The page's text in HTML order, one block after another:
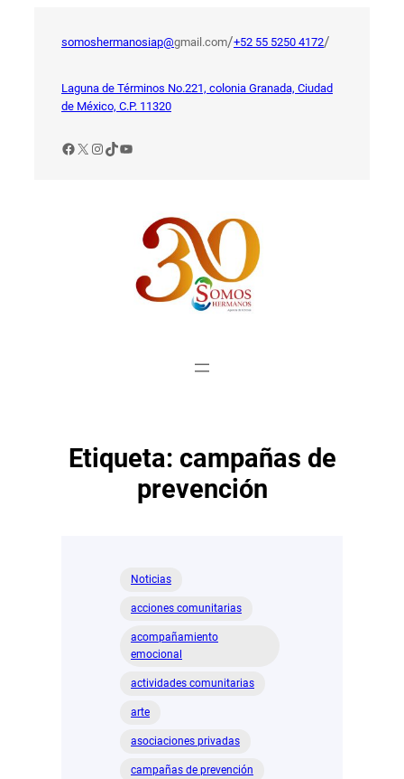
somoshermanosiap@gmail.com/+52 55 5250 4172/
Laguna de Términos No.221, colonia Granada, Ciudad
de México, C.P. 11320
Facebook
X Instagram
TikTok
YouTube
Etiqueta: campañas de
prevención
Noticias
acciones comunitarias
acompañamiento
emocional
actividades comunitarias
arte
asociaciones privadas
campañas de prevención